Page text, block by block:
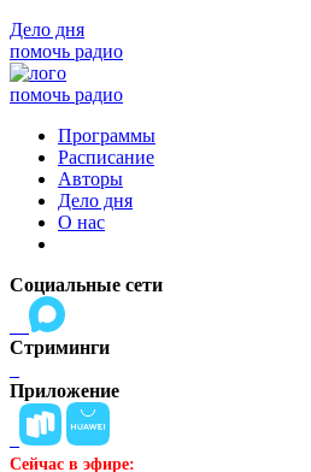
Дело дня
помочь радио
помочь радио
Программы
Расписание
Авторы
Дело дня
О нас
Социальные сети
Стриминги
Приложение
Сейчас в эфире: